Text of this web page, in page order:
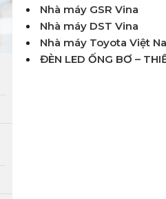
Nhà máy GSR Vina
Nhà máy DST Vina
Nhà máy Toyota Việt
ĐÈN LED ỐNG BƠ –